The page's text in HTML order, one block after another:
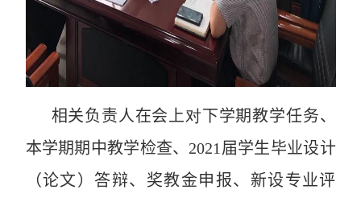
相关负责人在会上对下学期教学任务、
本学期期中教学检查、 2021 届学生毕业设计
（论文）答辩、奖教金申报、新设专业评